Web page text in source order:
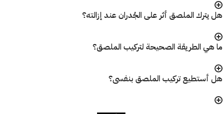
هل يترك الملصق أثر على الجُدران عند إزالته؟
ما هي الطريقة الصحيحة لتركيب الملصق؟
هل أستطيع تركيب الملصق بنفسى؟